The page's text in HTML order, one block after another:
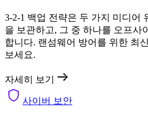
3-2-1 백업 전략은 두 가지 미디어
을 보관하고, 그 중 하나를 오프사
합니다. 랜섬웨어 방어를 위한 최
보세요.
자세히 보기
사이버 보안